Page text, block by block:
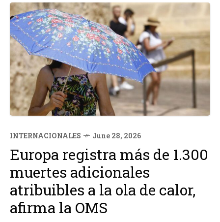
INTERNACIONALES June 28, 2026
Europa registra más de 1.300
muertes adicionales
atribuibles a la ola de calor,
afirma la OMS